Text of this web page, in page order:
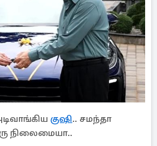
குஷி.. சமந்தா
நிலைமையா..